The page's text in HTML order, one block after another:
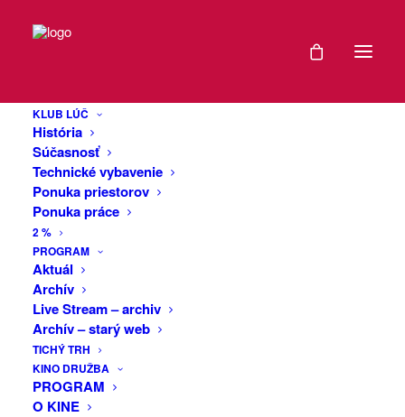
KLUB LÚČ
História
Súčasnosť
Technické vybavenie
Ponuka priestorov
Ponuka práce
2 %
PROGRAM
Aktuál
Archív
Live Stream – archiv
Archív – starý web
TICHÝ TRH
KINO DRUŽBA
PROGRAM
O KINE
Buchty a Loutky
(CZ): Schudlý
loutkář
ročníka medzinárodného festivalu
divadla jedného herca
2022
Totálna improvizácia na témy zadané od
divákov. Diváci si zaželajú akúkoľvek
DÁTUM